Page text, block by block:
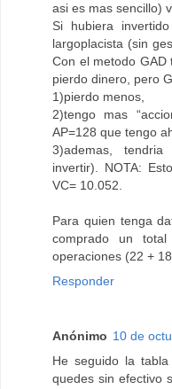
asi es mas sencillo)
Si hubiera
largoplacista (sin
Con el metodo GAD
pierdo dinero, pero
1)pierdo menos,
2)tengo mas
AP=128 que tengo
3)ademas,
invertir). NOTA:
VC= 10.052.
Para quien tenga
comprado un
operaciones (22 +
Responder
Anónimo 10 de
He seguido la
quedes sin efectivo